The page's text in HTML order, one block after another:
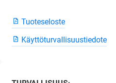
Tuoteseloste
Käyttöturvallisuustiedote